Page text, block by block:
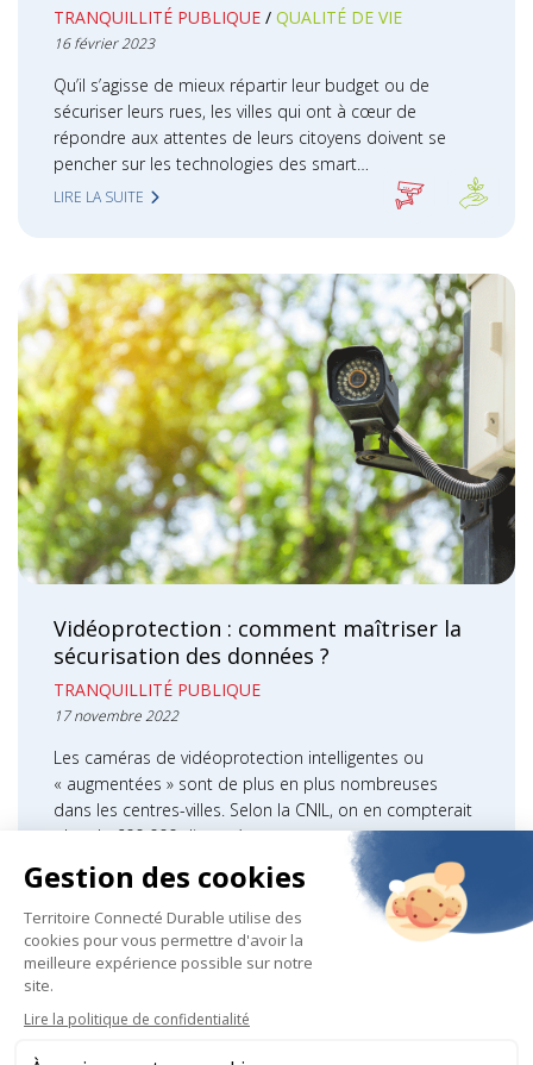
TRANQUILLITÉ PUBLIQUE QUALITÉ DE VIE
16 février 2023
Qu’il s’agisse de mieux répartir leur budget ou de
sécuriser leurs rues, les villes qui ont à cœur de
répondre aux attentes de leurs citoyens doivent se
pencher sur les technologies des smart…
LIRE LA SUITE
Vidéoprotection : comment maîtriser la
sécurisation des données ?
TRANQUILLITÉ PUBLIQUE
17 novembre 2022
Les caméras de vidéoprotection intelligentes ou
« augmentées » sont de plus en plus nombreuses
dans les centres-villes. Selon la CNIL, on en compterait
plus de 600 000 disposées…
LIRE LA SUITE